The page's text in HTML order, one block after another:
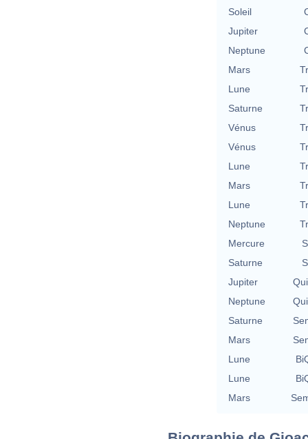
Soleil
Jupiter
Neptune
Mars
Lune
Saturne
Vénus
Vénus
Lune
Mars
Lune
Neptune
Mercure
Saturne
Jupiter
Neptune
Saturne
Mars
Lune
Lune
Mars